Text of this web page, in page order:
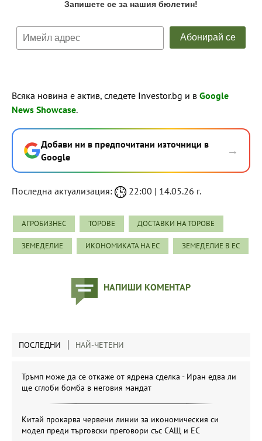
Всяка новина е актив, следете Investor.bg и в Google
News Showcase.
Добави ни в предпочитани източници в
Google
→
Последна актуализация: 22:00 | 14.05.26 г.
АГРОБИЗНЕС ТОРОВЕ ДОСТАВКИ НА ТОРОВЕ
ЗЕМЕДЕЛИЕ ИКОНОМИКАТА НА ЕС ЗЕМЕДЕЛИЕ В ЕС
НАПИШИ КОМЕНТАР
ПОСЛЕДНИ НАЙ-ЧЕТЕНИ
Тръмп може да се откаже от ядрена сделка - Иран едва ли
ще сглоби бомба в неговия мандат
Китай прокарва червени линии за икономическия си
модел преди търговски преговори със САЩ и ЕС